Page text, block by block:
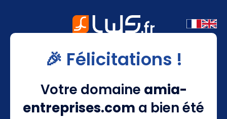
🎉 Félicitations !
Votre domaine amia-
entreprises.com a bien été